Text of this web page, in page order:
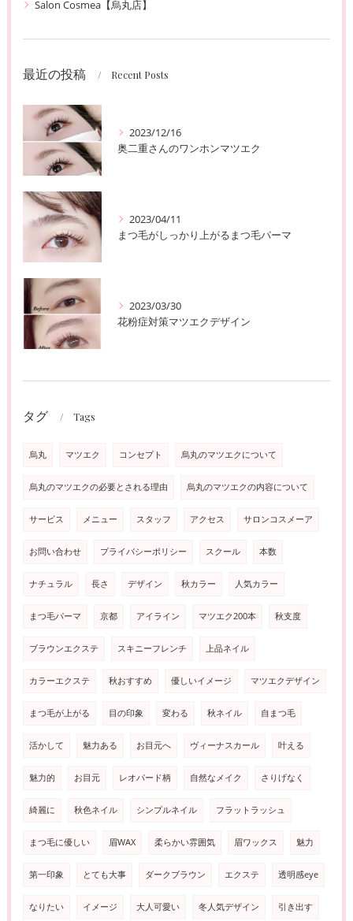
Salon Cosmea【烏丸店】
最近の投稿 Recent Posts
2023/12/16
奥二重さんのワンホンマツエク
2023/04/11
まつ毛がしっかり上がるまつ毛パーマ
2023/03/30
花粉症対策マツエクデザイン
タグ Tags
烏丸 マツエク コンセプト 烏丸のマツエクについて
烏丸のマツエクの必要とされる理由 烏丸のマツエクの内容について
サービス メニュー スタッフ アクセス サロンコスメーア
お問い合わせ プライバシーポリシー スクール 本数
ナチュラル 長さ デザイン 秋カラー 人気カラー
まつ毛パーマ 京都 アイライン マツエク200本 秋支度
ブラウンエクステ スキニーフレンチ 上品ネイル
カラーエクステ 秋おすすめ 優しいイメージ マツエクデザイン
まつ毛が上がる 目の印象 変わる 秋ネイル 自まつ毛
活かして 魅力ある お目元へ ヴィーナスカール 叶える
魅力的 お目元 レオパード柄 自然なメイク さりげなく
綺麗に 秋色ネイル シンプルネイル フラットラッシュ
まつ毛に優しい 眉WAX 柔らかい雰囲気 眉ワックス 魅力
第一印象 とても大事 ダークブラウン エクステ 透明感eye
なりたい イメージ 大人可愛い 冬人気デザイン 引き出す